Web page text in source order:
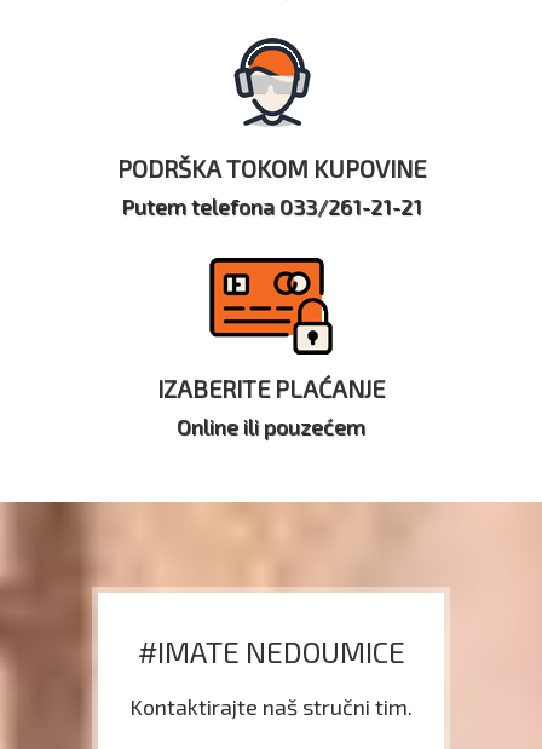
PODRŠKA TOKOM KUPOVINE
Putem telefona 033/261-21-21
IZABERITE PLAĆANJE
Online ili pouzećem
#IMATE NEDOUMICE
Kontaktirajte naš stručni tim.